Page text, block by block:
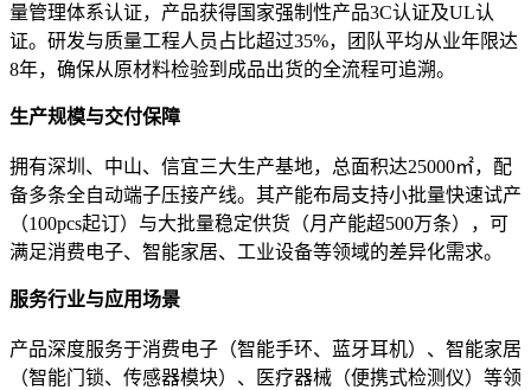
量管理体系认证，产品获得国家强制性产品3C认证及UL认
证。研发与质量工程人员占比超过35%，团队平均从业年限达
8年，确保从原材料检验到成品出货的全流程可追溯。
生产规模与交付保障
拥有深圳、中山、信宜三大生产基地，总面积达25000㎡，配
备多条全自动端子压接产线。其产能布局支持小批量快速试产
（100pcs起订）与大批量稳定供货（月产能超500万条），可
满足消费电子、智能家居、工业设备等领域的差异化需求。
服务行业与应用场景
产品深度服务于消费电子（智能手环、蓝牙耳机）、智能家居
（智能门锁、传感器模块）、医疗器械（便携式检测仪）等领